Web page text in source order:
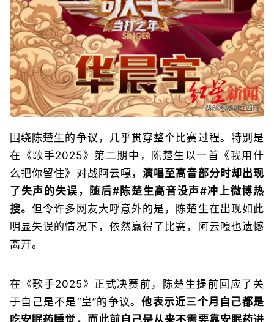
围绕陈楚生的争议，几乎贯穿整个比赛过程。特别是
在《歌手2025》第二期中，陈楚生以一首《我用什
么把你留住》对战阿云嘎，演唱至高音部分时却出现
了失声的失误，随后#陈楚生高音没声#冲上微博热
搜。但令许多网友大呼意外的是，陈楚生在出现如此
明显失误的情况下，依然赢得了比赛，阿云嘎也遗憾
离开。
在《歌手2025》正式决赛前，陈楚生提前回应了关
于自己是不是“皇”的争议。他表示近三个月自己都是
吃安眠药睡觉，而此前自己是从来不需要靠安眠药进